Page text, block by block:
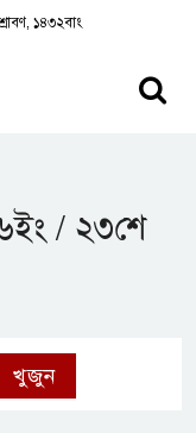
১৪৩২বাং
/ ২৩শে
খুজুন